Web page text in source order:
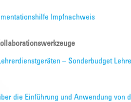
Impfnachweis
– Sonderbudget
die Einführung und Anwendung von